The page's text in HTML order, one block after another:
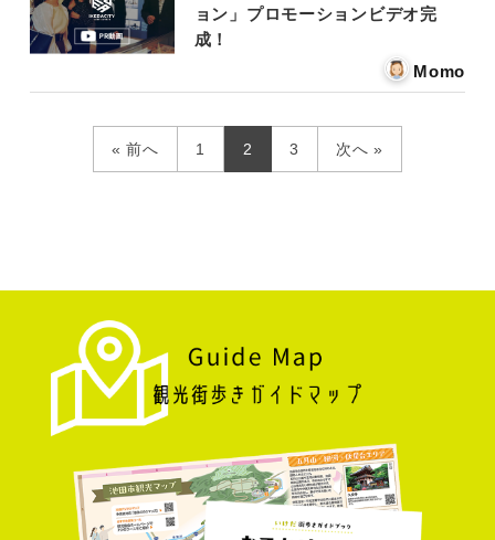
ョン」プロモーションビデオ完
成！
Momo
« 前へ 1 2 3 次へ »